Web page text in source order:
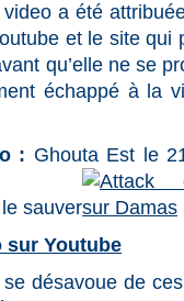
video a été
et le site
qu’elle ne se
échappé à la
: Ghouta Est le
sauver
sur Youtube
se désavoue de